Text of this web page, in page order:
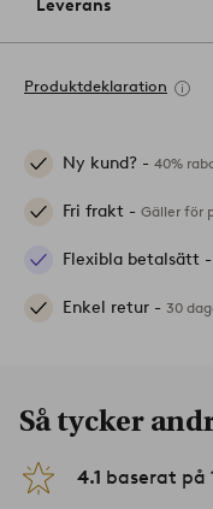
Leverans
Produktdeklaration
Ny kund? - 40%
Fri frakt - Gäller för
Flexibla betalsätt -
Enkel retur - 30
Så tycker
4.1 baserat på